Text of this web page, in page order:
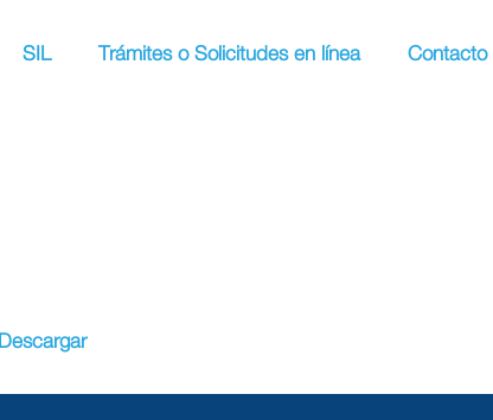
SIL Trámites o Solicitudes en línea Contacto
Descargar